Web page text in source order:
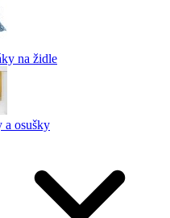
na židle
a osušky